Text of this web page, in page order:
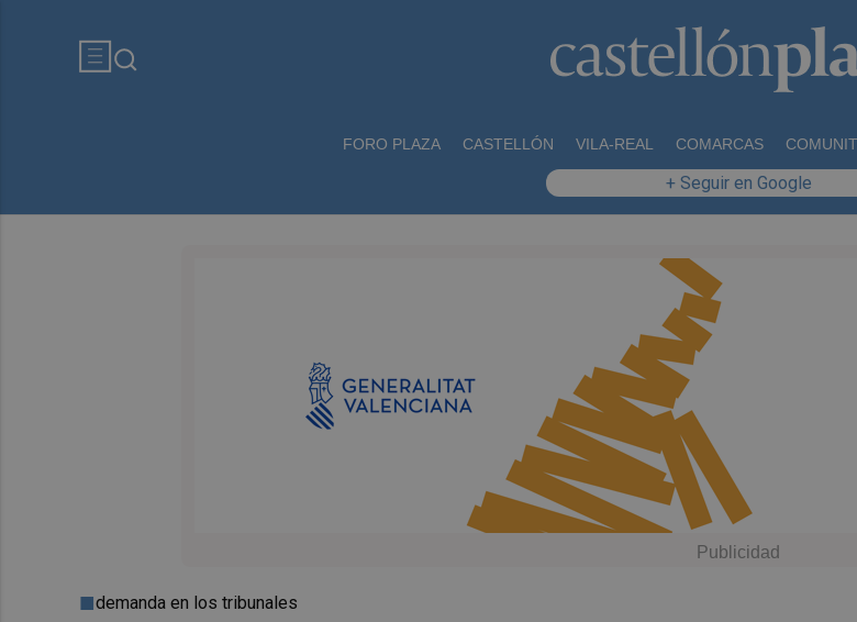
FORO PLAZA CASTELLÓN VILA-REAL COMARCAS
+ Seguir en Google
demanda en los tribunales